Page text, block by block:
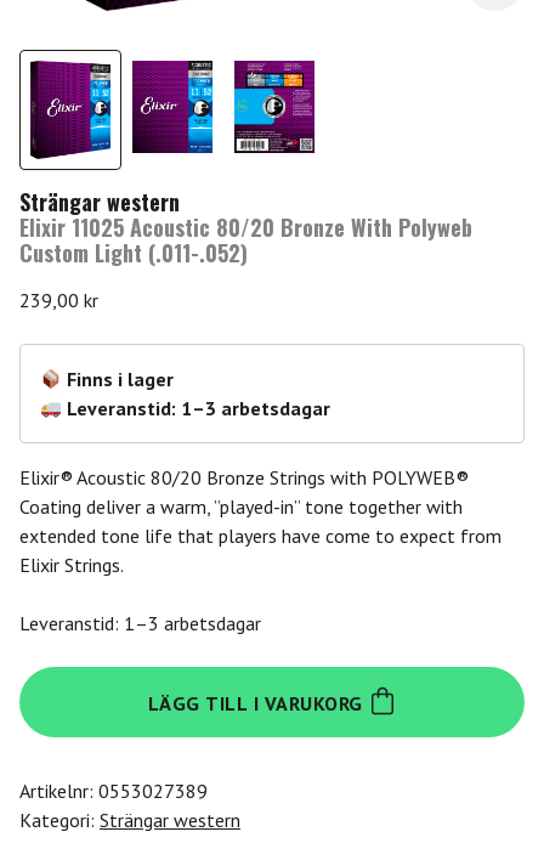
Strängar western
Elixir 11025 Acoustic 80/20 Bronze With Polyweb
Custom Light (.011-.052)
239,00 kr
Finns i lager
Leveranstid: 1–3 arbetsdagar
Elixir® Acoustic 80/20 Bronze Strings with POLYWEB®
Coating deliver a warm, ”played-in” tone together with
extended tone life that players have come to expect from
Elixir Strings.
Leveranstid: 1–3 arbetsdagar
Elixir
11025
Acoustic
Bronze
With
LÄGG TILL I VARUKORG
Artikelnr: 0553027389
Kategori: Strängar western